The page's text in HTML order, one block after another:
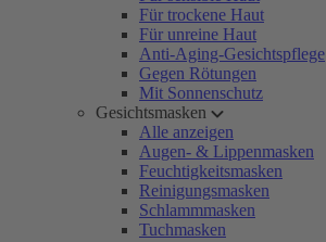
Für trockene Haut
Für unreine Haut
Anti-Aging-Gesichtspflege
Gegen Rötungen
Mit Sonnenschutz
Gesichtsmasken
Alle anzeigen
Augen- & Lippenmasken
Feuchtigkeitsmasken
Reinigungsmasken
Schlammmasken
Tuchmasken